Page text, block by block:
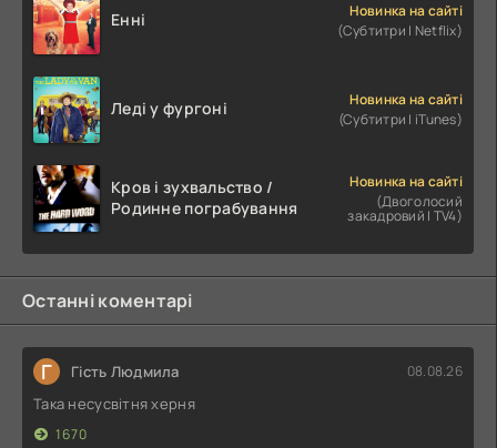
Енні
Новинка на сайті
(Субтитри | Netflix)
Леді у фургоні
Новинка на сайті
(Субтитри | iTunes)
Кров і зухвальство /
Родинне пограбування
Новинка на сайті
(Двоголосий
закадровий | TV4)
Останні коментарі
Г Гість Людмила 08.08.26
Така несусвітня херня
1670